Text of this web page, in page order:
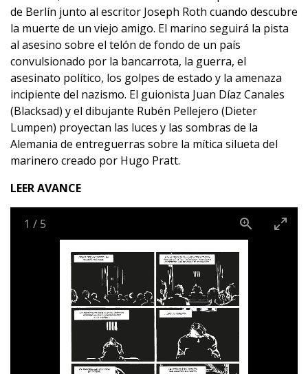
de Berlín junto al escritor Joseph Roth cuando descubre
la muerte de un viejo amigo. El marino seguirá la pista
al asesino sobre el telón de fondo de un país
convulsionado por la bancarrota, la guerra, el
asesinato político, los golpes de estado y la amenaza
incipiente del nazismo. El guionista Juan Díaz Canales
(Blacksad) y el dibujante Rubén Pellejero (Dieter
Lumpen) proyectan las luces y las sombras de la
Alemania de entreguerras sobre la mítica silueta del
marinero creado por Hugo Pratt.
LEER AVANCE
1 / 5